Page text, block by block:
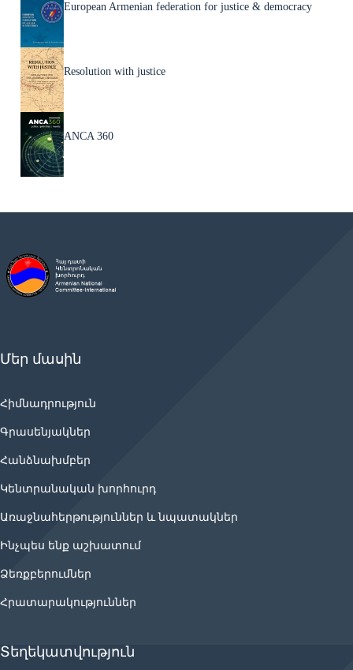
European Armenian federation for justice & democracy
Resolution with justice
ANCA 360
Մեր մասին
Հիմնադրություն
Գրասենյակներ
Հանձնախմբեր
Կենտրանական խորհուրդ
Առաջնահերթություններ և նպատակներ
Ինչպես ենք աշխատում
Ձեռքբերումներ
Հրատարակություններ
Տեղեկատվություն